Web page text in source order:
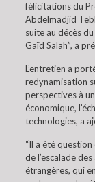
félicitations du
Abdelmadjid
suite au décès
Gaïd Salah”, a
L’entretien a
redynamisation
perspectives à
économique,
technologies, a
“Il a été
de l’escalade
étrangères, qui